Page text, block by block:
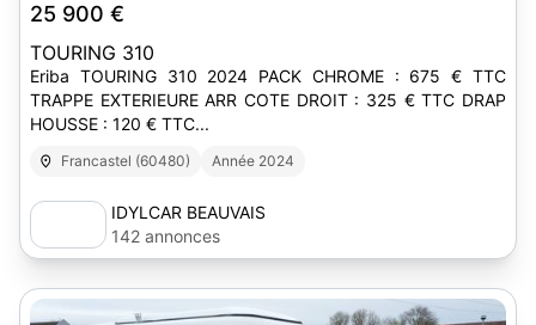
25 900 €
TOURING 310
Eriba TOURING 310 2024 PACK CHROME : 675 € TTC
TRAPPE EXTERIEURE ARR COTE DROIT : 325 € TTC DRAP
HOUSSE : 120 € TTC...
Francastel (60480) Année 2024
IDYLCAR BEAUVAIS
142 annonces